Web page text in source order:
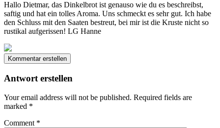
Hallo Dietmar, das Dinkelbrot ist genauso wie du es beschreibst,
saftig und hat ein tolles Aroma. Uns schmeckt es sehr gut. Ich habe
den Schluss mit den Saaten bestreut, bei mir ist die Kruste nicht so
rustikal aufgerissen! LG Hanne
Kommentar erstellen
Antwort erstellen
Your email address will not be published. Required fields are
marked *
Comment *